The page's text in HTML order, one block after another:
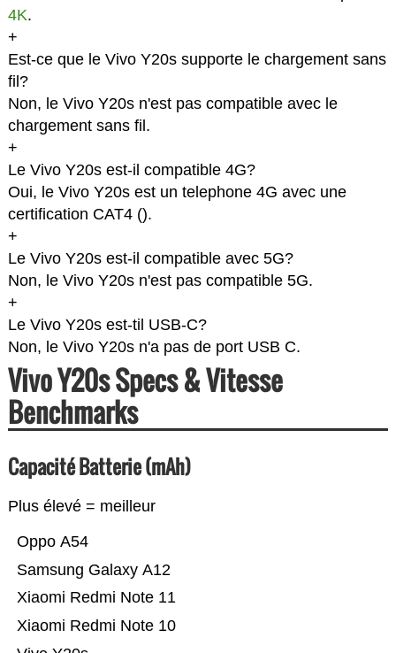
4K.
+
Est-ce que le Vivo Y20s supporte le chargement sans
fil?
Non, le Vivo Y20s n'est pas compatible avec le
chargement sans fil.
+
Le Vivo Y20s est-il compatible 4G?
Oui, le Vivo Y20s est un telephone 4G avec une
certification CAT4 ().
+
Le Vivo Y20s est-il compatible avec 5G?
Non, le Vivo Y20s n'est pas compatible 5G.
+
Le Vivo Y20s est-til USB-C?
Non, le Vivo Y20s n'a pas de port USB C.
Vivo Y20s Specs & Vitesse
Benchmarks
Capacité Batterie (mAh)
Plus élevé = meilleur
Xiaomi Redmi Note 10
Xiaomi Redmi Note 11
Samsung Galaxy A12
Oppo A54